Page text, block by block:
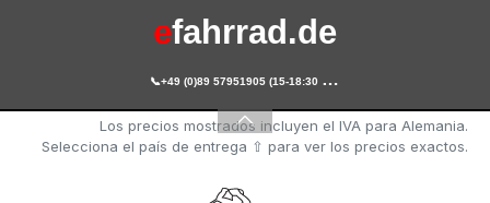
Saltar al contenido principal
escooter.de
efahrrad.de

+49 (0)89 57951905 (15-18:30 Uhr)
Los precios mostrados incluyen el IVA para Alemania.
Selecciona el país de entrega ⇧ para ver los precios exactos.